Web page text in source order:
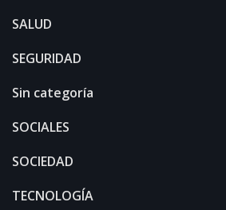
SALUD
SEGURIDAD
Sin categoría
SOCIALES
SOCIEDAD
TECNOLOGÍA